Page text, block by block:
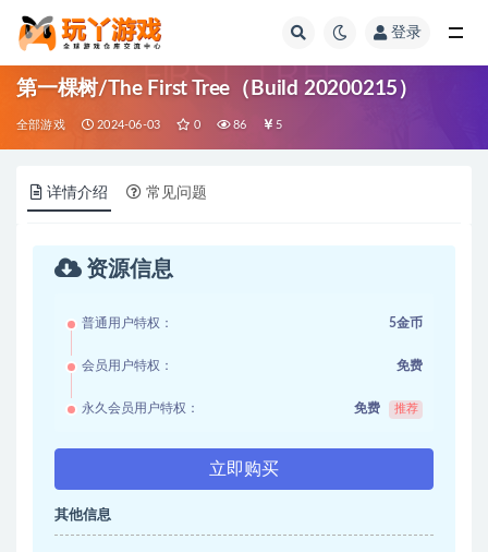
登录
第一棵树/The First Tree（Build 20200215）
全部游戏 2024-06-03 0 86 5
详情介绍 常见问题
资源信息
普通用户特权： 5金币
会员用户特权： 免费
永久会员用户特权： 免费 推荐
立即购买
其他信息